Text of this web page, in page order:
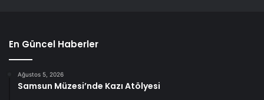
En Güncel Haberler
Ağustos 5, 2026
Samsun Müzesi’nde Kazı Atölyesi